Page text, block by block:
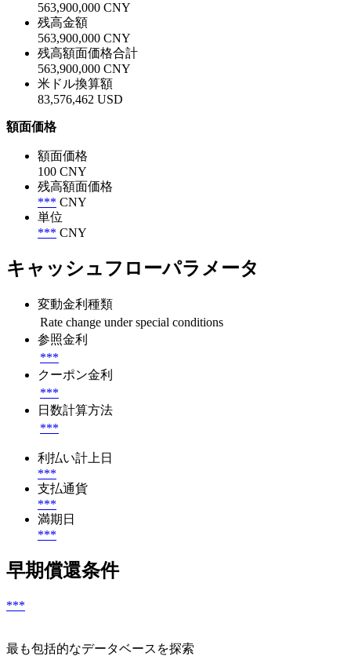
563,900,000 CNY
残高金額
563,900,000 CNY
残高額面価格合計
563,900,000 CNY
米ドル換算額
83,576,462 USD
額面価格
額面価格
100 CNY
残高額面価格
*** CNY
単位
*** CNY
キャッシュフローパラメータ
変動金利種類
Rate change under special conditions
参照金利
***
クーポン金利
***
日数計算方法
***
利払い計上日
***
支払通貨
***
満期日
***
早期償還条件
***
最も包括的なデータベースを探索